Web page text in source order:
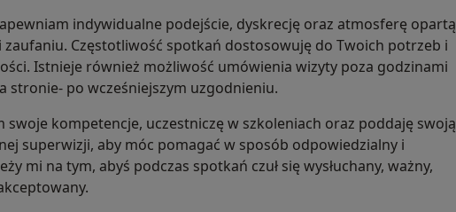
indywidualne podejście, dyskrecję oraz atmosferę opartą
zaufaniu. Częstotliwość spotkań dostosowuję do Twoich potrzeb i
Istnieje również możliwość umówienia wizyty poza godzinami
stronie- po wcześniejszym uzgodnieniu.
swoje kompetencje, uczestniczę w szkoleniach oraz poddaję swoją
superwizji, aby móc pomagać w sposób odpowiedzialny i
mi na tym, abyś podczas spotkań czuł się wysłuchany, ważny,